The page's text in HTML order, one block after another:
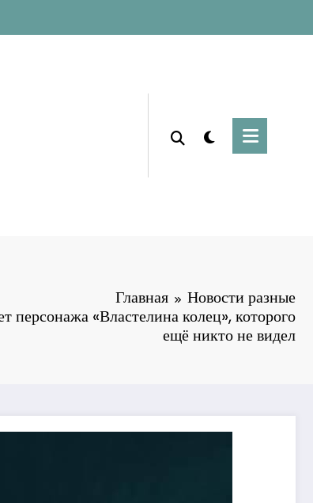
Главная
Новости разные
«Властелина колец», которого
ещё никто не видел